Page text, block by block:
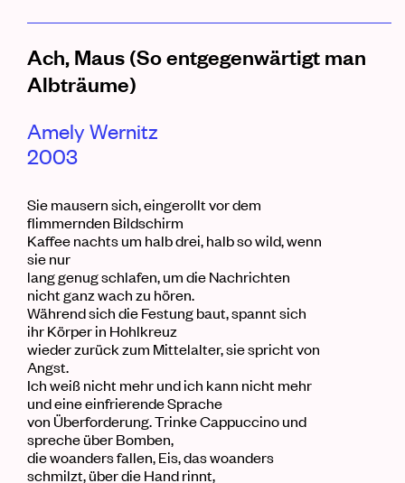
Ach, Maus (Soentgegenwärtigt man
Albträume)
Amely Wernitz
2003
Sie mausern sich, eingerollt vor dem
flimmernden Bildschirm
Kaffee nachts um halb drei, halb so wild, wenn
sie nur
lang genug schlafen, um die Nachrichten
nicht ganz wach zu hören.
Während sich die Festung baut, spannt sich
ihr Körper in Hohlkreuz
wieder zurück zum Mittelalter, sie spricht von
Angst.
Ich weiß nicht mehr und ich kann nicht mehr
und eine einfrierende Sprache
von Überforderung. Trinke Cappuccino und
spreche über Bomben,
die woanders fallen, Eis, das woanders
schmilzt, über die Hand rinnt,